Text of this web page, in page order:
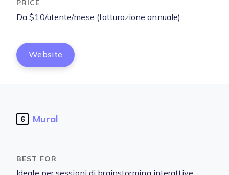
Da $10/utente/mese (fatturazione annuale)
Website
6 Mural
Ideale per sessioni di brainstorming interattive